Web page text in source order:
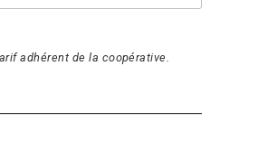
adhérent de la coopérative.